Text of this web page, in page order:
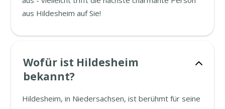
aus Hildesheim auf Sie!
Wofür ist Hildesheim
bekannt?
Hildesheim, in Niedersachsen, ist berühmt für seine